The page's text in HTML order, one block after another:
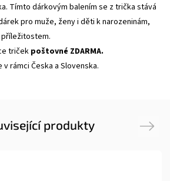
Tímto dárkovým balením se z trička stává
pro muže, ženy i děti k narozeninám,
příležitostem.
triček poštovné ZDARMA.
rámci Česka a Slovenska.
produkty Next